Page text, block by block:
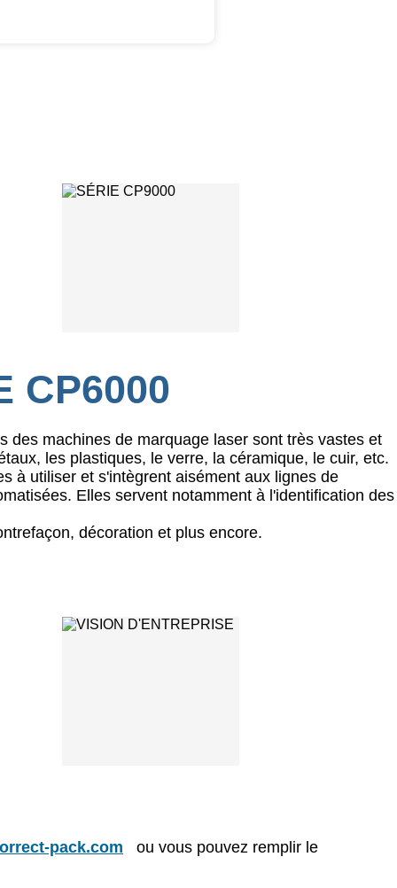
CP6000
des machines de marquage laser sont très vastes et
les plastiques, le verre, la céramique, le cuir, etc.
à utiliser et s'intègrent aisément aux lignes de
Elles servent notamment à l'identification des
décoration et plus encore.
pack.com ou vous pouvez remplir le